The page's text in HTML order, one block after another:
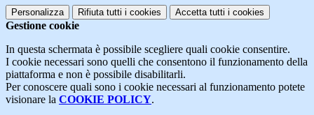
Personalizza Rifiuta tutti i cookies Accetta tutti i cookies
Gestione cookie
In questa schermata è possibile scegliere quali cookie consentire.
I cookie necessari sono quelli che consentono il funzionamento della
piattaforma e non è possibile disabilitarli.
Per conoscere quali sono i cookie necessari al funzionamento potete
visionare la COOKIE POLICY.